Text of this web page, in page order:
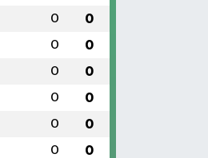
0 0
0 0
0 0
0 0
0 0
0 0